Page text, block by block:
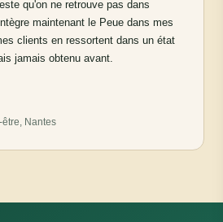
qu'on ne retrouve pas dans
maintenant le Peue dans mes
clients en ressortent dans un état
jamais obtenu avant.
Nantes